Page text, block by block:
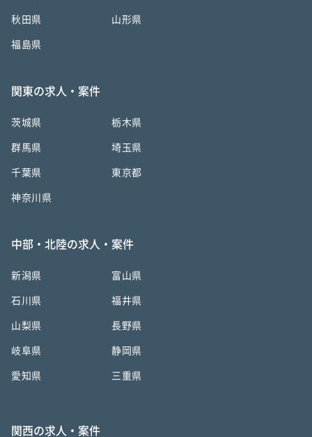
秋田県 山形県
福島県
関東の求人・案件
茨城県 栃木県
群馬県 埼玉県
千葉県 東京都
神奈川県
中部・北陸の求人・案件
新潟県 富山県
石川県 福井県
山梨県 長野県
岐阜県 静岡県
愛知県 三重県
関西の求人・案件